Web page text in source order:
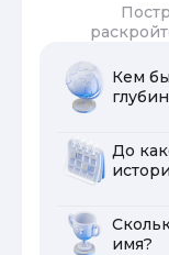
Кем
До
имя?